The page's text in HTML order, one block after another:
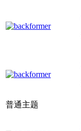
普通主题